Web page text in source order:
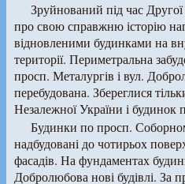
Зруйнований під час
про свою справжню історію
відновленими будинками на
території. Периметральна
просп. Металургів і вул.
перебудована. Збереглися
Незалежної України і будинок
Будинки по просп.
надбудовані до чотирьох
фасадів. На фундаментах
Добролюбова нові будівлі. За